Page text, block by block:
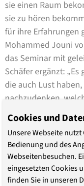
sie einen Raum
sie zu hören
für ihre Erfahrungen
Mohammed Jouni
das Seminar mit
Schäfer ergänzt:
die auch Lust
nachzudenken,
welche Aktivitäten
Deutschland
In diesem ersten
darum gegangen,
junge Menschen
Cookies und
Unsere Webseite
Bedienung und des
Webseitenbesuchen.
eingesetzten Cookies
finden Sie in unseren